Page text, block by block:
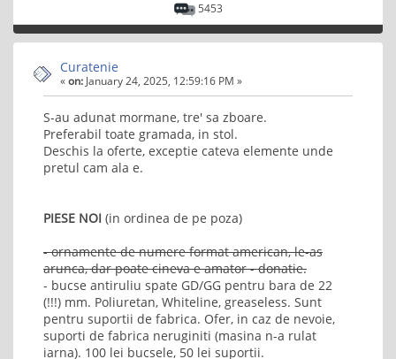
5453
Curatenie
«on: January 24, 2025, 12:59:16 PM »
S-au adunat mormane, tre' sa zboare.
Preferabil toate gramada, in stol.
Deschis la oferte, exceptie cateva elemente unde
pretul cam ala e.
PIESE NOI (in ordinea de pe poza)
- ornamente de numere format american, le-as
arunca, dar poate cineva e amator - donatie.
- bucse antiruliu spate GD/GG pentru bara de 22
(!!!) mm. Poliuretan, Whiteline, greaseless. Sunt
pentru suportii de fabrica. Ofer, in caz de nevoie,
suporti de fabrica neruginiti (masina n-a rulat
iarna). 100 lei bucsele, 50 lei suportii.